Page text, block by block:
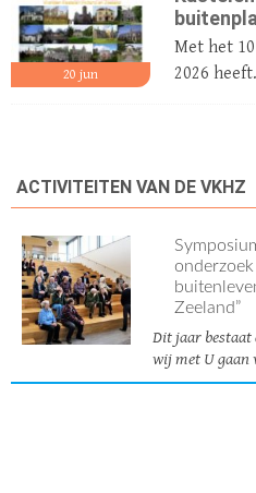
20 jun
Met het
2026
ACTIVITEITEN VAN DE VKHZ
Zeeland”
Dit jaar bestaat
wij met U gaan